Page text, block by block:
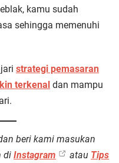
kamu sudah
sehingga memenuhi
strategi pemasaran
terkenal dan mampu
beri kami masukan
di Instagram atau Tips